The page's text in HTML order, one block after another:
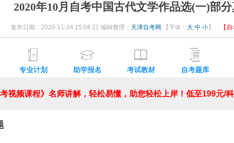
2020年10月自考中国古代文学作品选(一)部
发布日期：2020-11-24 15:04:31 编辑整理： 天津自考网 【字体： 大 中 小】 【
专业计划 助学报名 考试教材 自考题库
考视频课程》名师讲解，轻松易懂，助您轻松上岸！低至199元/科